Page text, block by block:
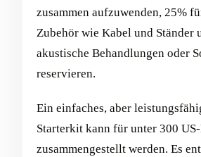
zusammen aufzuwenden, 25%
Zubehör wie Kabel und Ständer
akustische Behandlungen oder
reservieren.
Ein einfaches, aber
Starterkit kann für unter 300
zusammengestellt werden. Es